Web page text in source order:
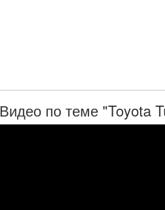
Видео по теме "Toyota